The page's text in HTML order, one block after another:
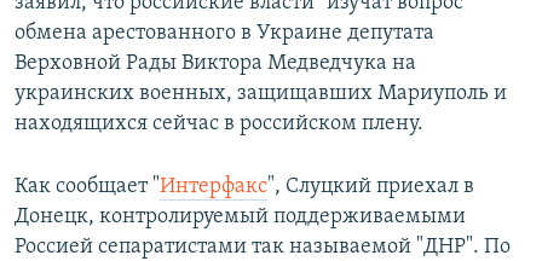
обмена арестованного в Украине депутата
Верховной Рады Виктора Медведчука на
украинских военных, защищавших Мариуполь и
находящихся сейчас в российском плену.
Как сообщает "Интерфакс", Слуцкий приехал в
Донецк, контролируемый поддерживаемыми
Россией сепаратистами так называемой "ДНР". По